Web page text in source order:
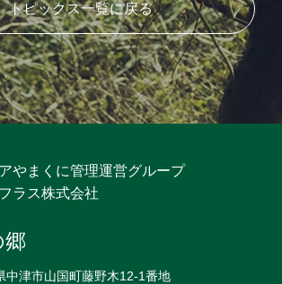
トピックス一覧に戻る
やまくに管理運営グループ
ラス株式会社
郷
中津市山国町藤野木12-1番地